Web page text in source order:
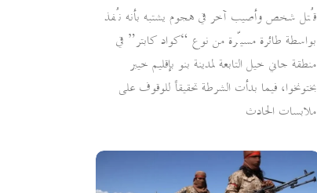
قُتل شخص وأصيب آخر في هجوم يشتبه بأنه نُفذ
بواسطة طائرة مسيّرة من نوع “كواد كابتر” في
منطقة جاني خيل التابعة لمدينة بنو بإقليم خيبر
بختونخوا، فيما بدأت الشرطة تحقيقاً للوقوف على
ملابسات الحادث